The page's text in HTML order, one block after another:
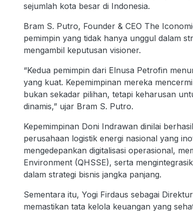
sejumlah kota besar di Indonesia.
Bram S. Putro, Founder & CEO The
pemimpin yang tidak hanya unggul dalam
mengambil keputusan visioner.
“Kedua pemimpin dari Elnusa Petrofin
yang kuat. Kepemimpinan mereka
bukan sekadar pilihan, tetapi keharusan
dinamis,” ujar Bram S. Putro.
Kepemimpinan Doni Indrawan dinilai
perusahaan logistik energi nasional yang
mengedepankan digitalisasi operasional,
Environment (QHSSE), serta
dalam strategi bisnis jangka panjang.
Sementara itu, Yogi Firdaus sebagai
memastikan tata kelola keuangan yang